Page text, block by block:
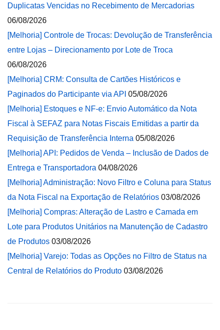
Duplicatas Vencidas no Recebimento de Mercadorias
06/08/2026
[Melhoria] Controle de Trocas: Devolução de Transferência
entre Lojas – Direcionamento por Lote de Troca
06/08/2026
[Melhoria] CRM: Consulta de Cartões Históricos e
Paginados do Participante via API 05/08/2026
[Melhoria] Estoques e NF-e: Envio Automático da Nota
Fiscal à SEFAZ para Notas Fiscais Emitidas a partir da
Requisição de Transferência Interna 05/08/2026
[Melhoria] API: Pedidos de Venda – Inclusão de Dados de
Entrega e Transportadora 04/08/2026
[Melhoria] Administração: Novo Filtro e Coluna para Status
da Nota Fiscal na Exportação de Relatórios 03/08/2026
[Melhoria] Compras: Alteração de Lastro e Camada em
Lote para Produtos Unitários na Manutenção de Cadastro
de Produtos 03/08/2026
[Melhoria] Varejo: Todas as Opções no Filtro de Status na
Central de Relatórios do Produto 03/08/2026